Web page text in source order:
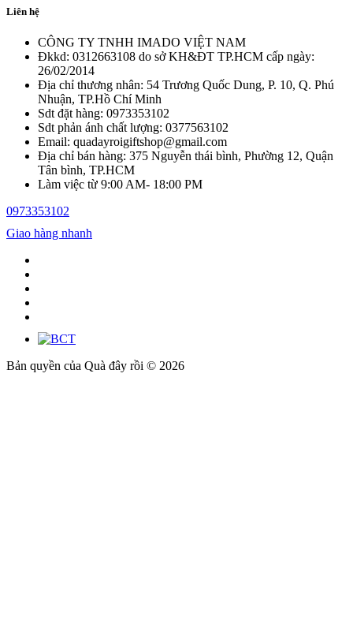
Liên hệ
CÔNG TY TNHH IMADO VIỆT NAM
Đkkd: 0312663108 do sở KH&ĐT TP.HCM cấp ngày:
26/02/2014
Địa chỉ thương nhân: 54 Trương Quốc Dung, P. 10, Q. Phú
Nhuận, TP.Hồ Chí Minh
Sdt đặt hàng: 0973353102
Sdt phản ánh chất lượng: 0377563102
Email: quadayroigiftshop@gmail.com
Địa chỉ bán hàng: 375 Nguyễn thái bình, Phường 12, Quận
Tân bình, TP.HCM
Làm việc từ 9:00 AM- 18:00 PM
0973353102
Giao hàng nhanh
Bản quyền của Quà đây rồi © 2026